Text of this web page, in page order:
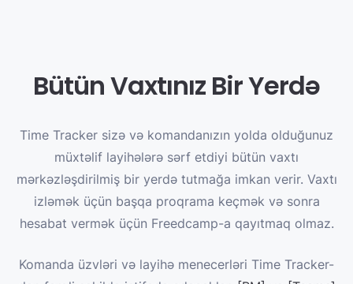
Bütün Vaxtınız Bir Yerdə
Time Tracker sizə və komandanızın yolda olduğunuz
müxtəlif layihələrə sərf etdiyi bütün vaxtı
mərkəzləşdirilmiş bir yerdə tutmağa imkan verir. Vaxtı
izləmək üçün başqa proqrama keçmək və sonra
hesabat vermək üçün Freedcamp-a qayıtmaq olmaz.
Komanda üzvləri və layihə menecerləri Time Tracker-